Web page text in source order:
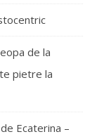
de la
pietre la
Ecaterina –